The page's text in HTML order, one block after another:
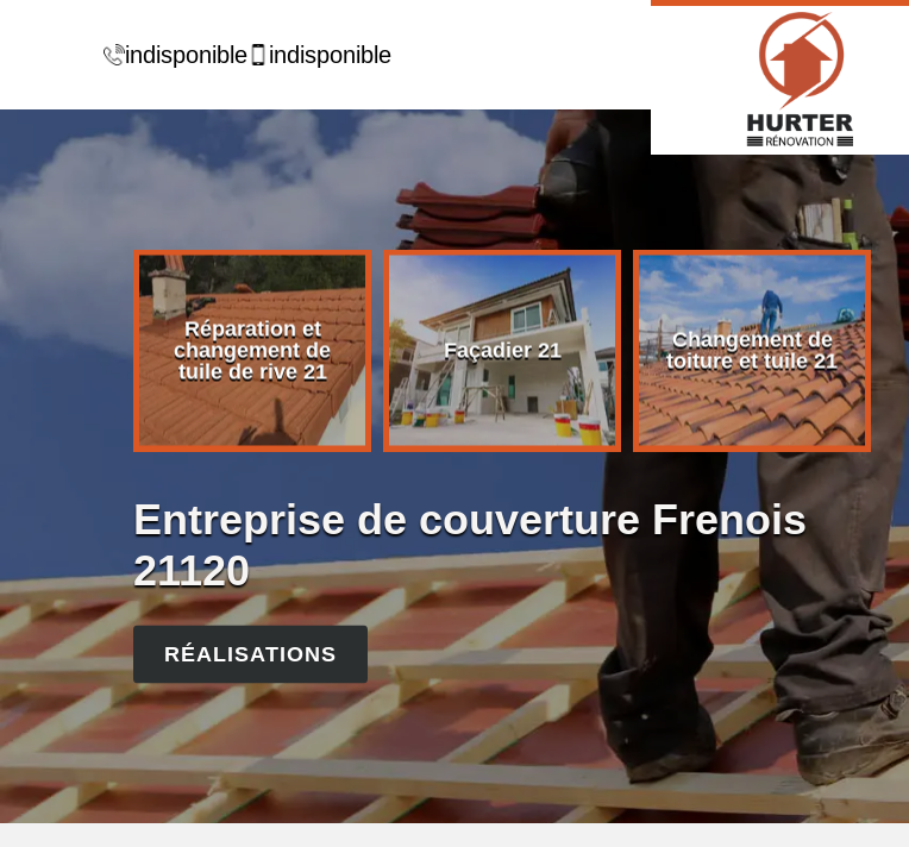
indisponible indisponible
de
Réparation et
changement de
tuile de rive 21
Façadier 21
Changement de
toiture et tuile 21
Entreprise de couverture Frenois
21120
RÉALISATIONS